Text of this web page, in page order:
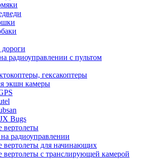
радиоуправлении с пультом
гексакоптеры
экшн камеры
Bugs
вертолеты
радиоуправлении
вертолеты для начинающих
вертолеты с транслирующей камерой